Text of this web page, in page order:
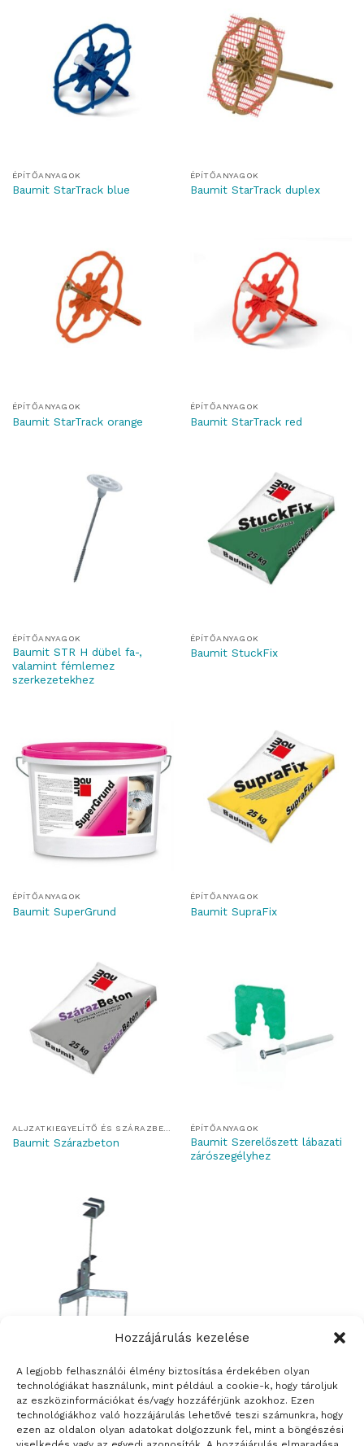
Hozzájárulás kezelése
A legjobb felhasználói élmény biztosítása érdekében olyan
technológiákat használunk, mint például a cookie-k, hogy tároljuk
az eszközinformációkat és/vagy hozzáférjünk azokhoz. Ezen
technológiákhoz való hozzájárulás lehetővé teszi számunkra, hogy
ezen az oldalon olyan adatokat dolgozzunk fel, mint a böngészési
ÉPÍTŐANYAGOK
Baumit StarTrack blue
ÉPÍTŐANYAGOK
Baumit StarTrack duplex
ÉPÍTŐANYAGOK
Baumit StarTrack orange
ÉPÍTŐANYAGOK
Baumit StarTrack red
ÉPÍTŐANYAGOK
Baumit STR H dübel fa-,
valamint fémlemez
szerkezetekhez
ÉPÍTŐANYAGOK
Baumit StuckFix
ÉPÍTŐANYAGOK
Baumit SuperGrund
ÉPÍTŐANYAGOK
Baumit SupraFix
Baumit Szárazbeton
ÉPÍTŐANYAGOK
Baumit Szerelőszett lábazati
zárószegélyhez
ALJZATKIEGYELÍTŐ ÉS SZÁRAZBETON
Baumit Szintező láb